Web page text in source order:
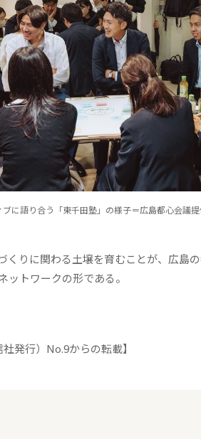
に語り合う「東千田塾」の様子＝広島都心会議
りに関わる土壌を育むことが、広島
ットワークの形である。
発行）No.9からの転載】